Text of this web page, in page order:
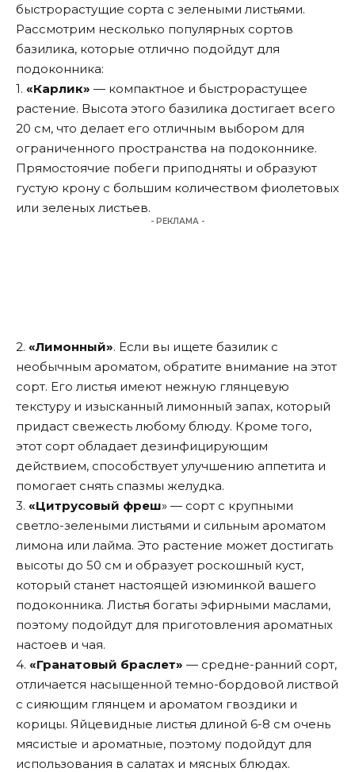
быстрорастущие сорта с зелеными листьями.
Рассмотрим несколько популярных сортов
базилика, которые отлично подойдут для
подоконника:
1. «Карлик» — компактное и быстрорастущее
растение. Высота этого базилика достигает всего
20 см, что делает его отличным выбором для
ограниченного пространства на подоконнике.
Прямостоячие побеги приподняты и образуют
густую крону с большим количеством фиолетовых
или зеленых листьев.
- РЕКЛАМА -
2. «Лимонный». Если вы ищете базилик с
необычным ароматом, обратите внимание на этот
сорт. Его листья имеют нежную глянцевую
текстуру и изысканный лимонный запах, который
придаст свежесть любому блюду. Кроме того,
этот сорт обладает дезинфицирующим
действием, способствует улучшению аппетита и
помогает снять спазмы желудка.
3. «Цитрусовый фреш» — сорт с крупными
светло-зелеными листьями и сильным ароматом
лимона или лайма. Это растение может достигать
высоты до 50 см и образует роскошный куст,
который станет настоящей изюминкой вашего
подоконника. Листья богаты эфирными маслами,
поэтому подойдут для приготовления ароматных
настоев и чая.
4. «Гранатовый браслет» — средне-ранний сорт,
отличается насыщенной темно-бордовой листвой
с сияющим глянцем и ароматом гвоздики и
корицы. Яйцевидные листья длиной 6-8 см очень
мясистые и ароматные, поэтому подойдут для
использования в салатах и мясных блюдах.